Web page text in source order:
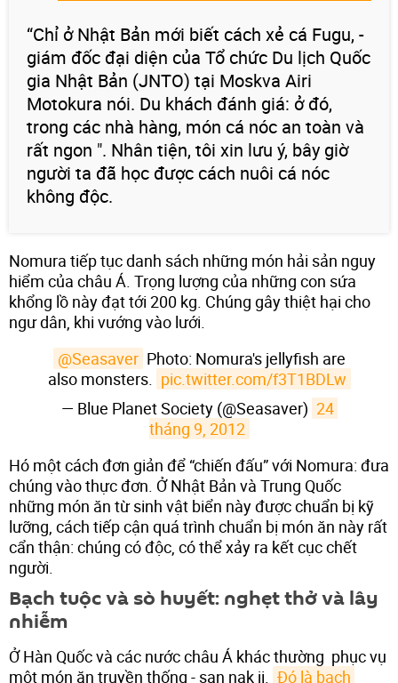
“Chỉ ở Nhật Bản mới biết cách xẻ cá Fugu, -
giám đốc đại diện của Tổ chức Du lịch Quốc
gia Nhật Bản (JNTO) tại Moskva Airi
Motokura nói. Du khách đánh giá: ở đó,
trong các nhà hàng, món cá nóc an toàn và
rất ngon ". Nhân tiện, tôi xin lưu ý, bây giờ
người ta đã học được cách nuôi cá nóc
không độc.
Nomura tiếp tục danh sách những món hải sản nguy
hiểm của châu Á. Trọng lượng của những con sứa
khổng lồ này đạt tới 200 kg. Chúng gây thiệt hại cho
ngư dân, khi vướng vào lưới.
@Seasaver Photo: Nomura's jellyfish are
also monsters. pic.twitter.com/f3T1BDLw
— Blue Planet Society (@Seasaver) 24
tháng 9, 2012
Hó một cách đơn giản để “chiến đấu” với Nomura: đưa
chúng vào thực đơn. Ở Nhật Bản và Trung Quốc
những món ăn từ sinh vật biển này được chuẩn bị kỹ
lưỡng, cách tiếp cận quá trình chuẩn bị món ăn này rất
cẩn thận: chúng có độc, có thể xảy ra kết cục chết
người.
Bạch tuộc và sò huyết: nghẹt thở và lây
nhiễm
Ở Hàn Quốc và các nước châu Á khác thường phục vụ
một món ăn truyền thống - san nak ji. Đó là bạch